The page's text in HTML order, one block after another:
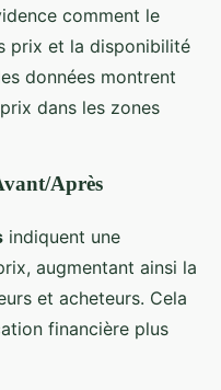
comment le
prix et la disponibilité
données montrent
dans les zones
Après
indiquent une
augmentant ainsi la
et acheteurs. Cela
financière plus